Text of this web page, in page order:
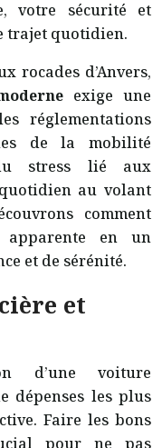
votre sécurité et
trajet quotidien.
rocades d’Anvers,
exige une
réglementations
de la mobilité
stress lié aux
au volant
comment
apparente en un
et de sérénité.
et
d’une voiture
dépenses les plus
Faire les bons
pour ne pas